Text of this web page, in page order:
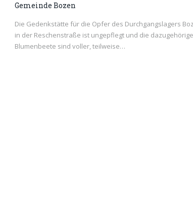
Gemeinde Bozen
Die Gedenkstätte für die Opfer des Durchgangslagers
in der Reschenstraße ist ungepflegt und die
Blumenbeete sind voller, teilweise…